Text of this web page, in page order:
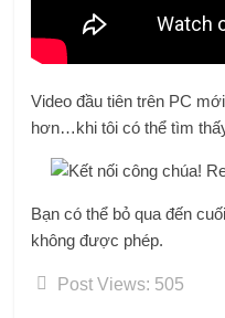
Video đầu tiên trên PC
hơn…khi tôi có thể tìm
Bạn có thể bỏ qua đến
không được phép.
Post Views: 505